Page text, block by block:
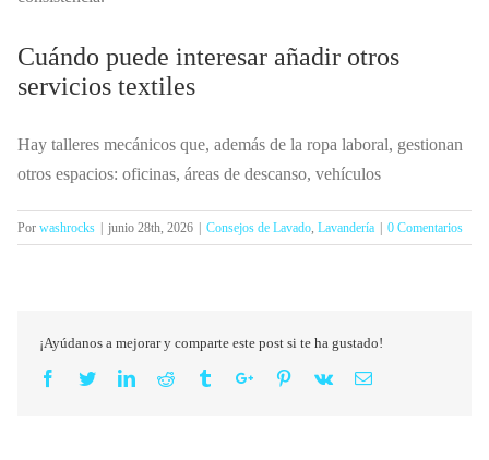
Cuándo puede interesar añadir otros
servicios textiles
Hay talleres mecánicos que, además de la ropa laboral, gestionan
otros espacios: oficinas, áreas de descanso, vehículos
Por washrocks junio 28th, 2026 Consejos de Lavado, Lavandería 0 Comentarios
¡Ayúdanos a mejorar y comparte este post si te ha gustado!
Facebook
TwitterLinkedinReddit TumblrGoogle+Pinterest
Vk Email